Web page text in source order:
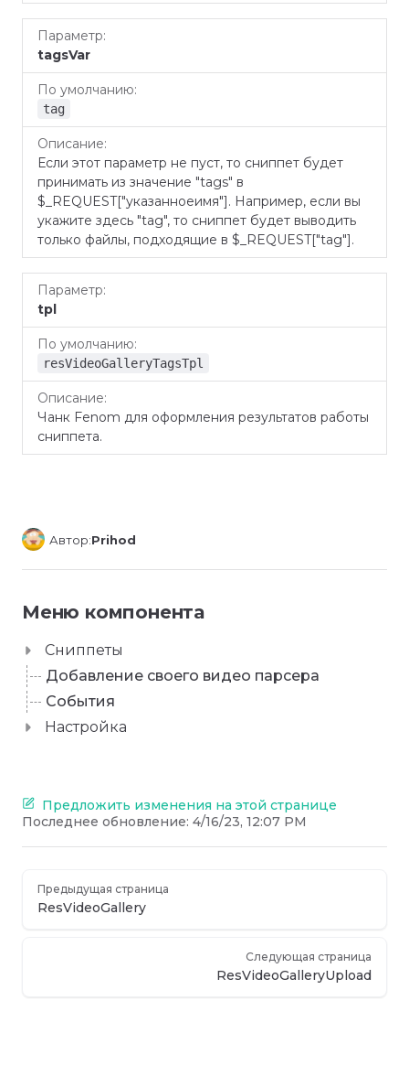
tagsVar
tag
Если этот параметр не пуст, то сниппет будет
принимать из значение "tags" в
$_REQUEST["указанноеимя"]. Например, если вы
укажите здесь "tag", то сниппет будет выводить
только файлы, подходящие в $_REQUEST["tag"].
tpl
resVideoGalleryTagsTpl
Чанк Fenom для оформления результатов работы
сниппета.
Автор:Prihod
Меню компонента
Сниппеты
Добавление своего видео парсера
События
Настройка
Предложить изменения на этой странице
Последнее обновление: 4/16/23, 12:07 PM
Предыдущая страница
ResVideoGallery
Следующая страница
ResVideoGalleryUpload